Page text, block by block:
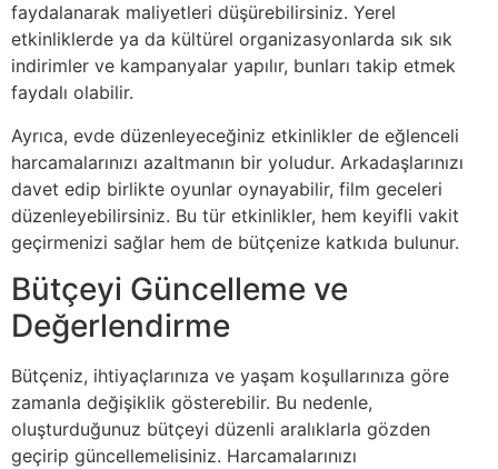
faydalanarak maliyetleri düşürebilirsiniz. Yerel
etkinliklerde ya da kültürel organizasyonlarda sık sık
indirimler ve kampanyalar yapılır, bunları takip etmek
faydalı olabilir.
Ayrıca, evde düzenleyeceğiniz etkinlikler de eğlenceli
harcamalarınızı azaltmanın bir yoludur. Arkadaşlarınızı
davet edip birlikte oyunlar oynayabilir, film geceleri
düzenleyebilirsiniz. Bu tür etkinlikler, hem keyifli vakit
geçirmenizi sağlar hem de bütçenize katkıda bulunur.
Bütçeyi Güncelleme ve
Değerlendirme
Bütçeniz, ihtiyaçlarınıza ve yaşam koşullarınıza göre
zamanla değişiklik gösterebilir. Bu nedenle,
oluşturduğunuz bütçeyi düzenli aralıklarla gözden
geçirip güncellemelisiniz. Harcamalarınızı